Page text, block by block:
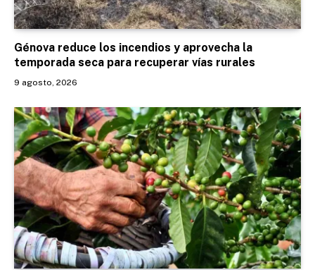
Génova reduce los incendios y aprovecha la
temporada seca para recuperar vías rurales
9 agosto, 2026